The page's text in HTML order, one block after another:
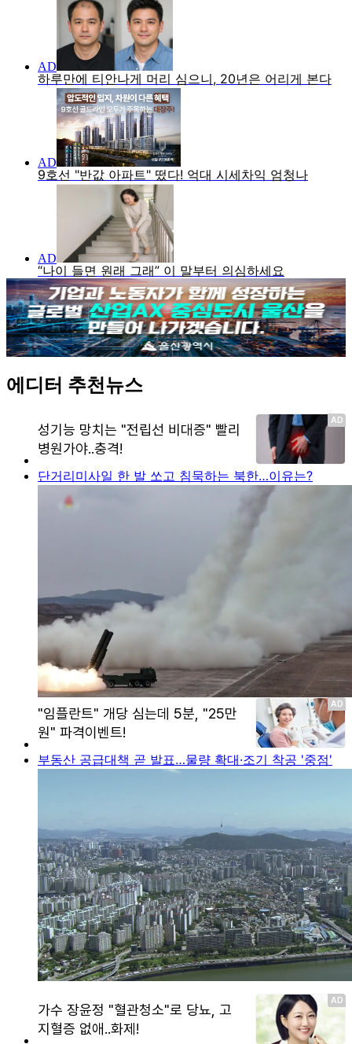
에디터 추천뉴스
단거리미사일 한 발 쏘고 침묵하는 북한…이유는?
부동산 공급대책 곧 발표…물량 확대·조기 착공 '중점'